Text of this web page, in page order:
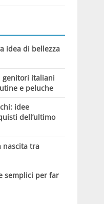
idea di bellezza
genitori italiani
e peluche
idee
dell’ultimo
nascita tra
semplici per far